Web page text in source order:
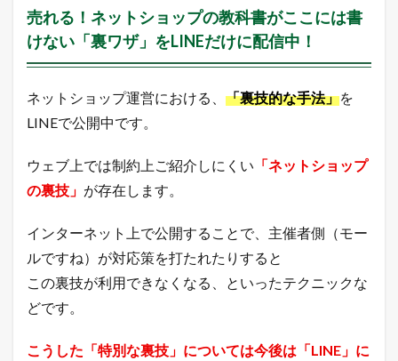
｜
月
次
売
年
1
億
た
め
月
次
達
売れる！ネットショップの教科書がここには書
けない「裏ワザ」をLINEだけに配信中！
ネットショップ運営における、 「裏技的な手法」を
LINEで公開中です。
ウェブ上では制約上ご紹介しにくい 「ネットショップ
の裏技」 が存在します。
インターネット上で公開することで、主催者側（モー
ルですね）が対応策を打たれたりすると
この裏技が利用できなくなる、といったテクニックな
どです。
こうした「特別な裏技」については今後は「LINE」に